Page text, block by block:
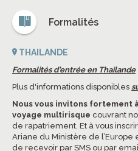
Formalités
THAILANDE
Formalités d'entrée en Thailande
Plus d'informations disponibles
Nous vous invitons fortement
voyage multirisque couvrant
de rapatriement. Et à vous
Ariane du Ministère de l’Europe
de recevoir par SMS ou par